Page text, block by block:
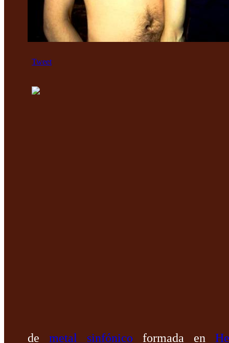
Tweet
de metal sinfónico formada en